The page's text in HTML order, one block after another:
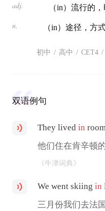
adj. （in）流行的
n. （in）途径，方
初中 / 高中 / CET4 /
双语例句
They livedin
他们住在肯辛顿
《牛津词典》
We went skiingin
三月份我们去法